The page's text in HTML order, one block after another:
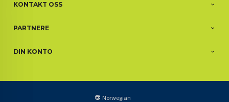
KONTAKT OSS
PARTNERE
DIN KONTO
Norwegian